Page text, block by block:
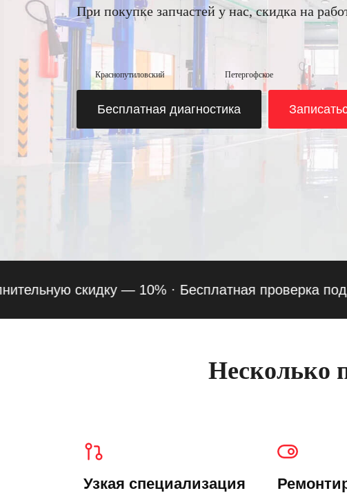
При покупке запчастей у нас, скидка на
Краснопутиловский Петергофское
Бесплатная диагностика
скидку — 10% · Бесплатная проверка
Несколько
Узкая специализация